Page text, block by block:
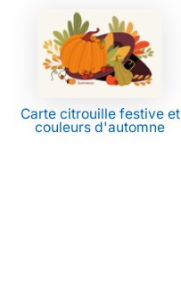
Carte citrouille festive et
couleurs d'automne